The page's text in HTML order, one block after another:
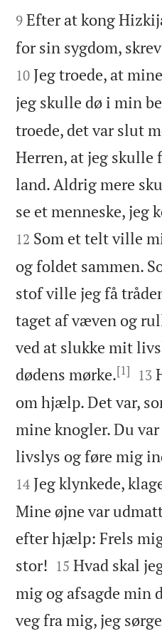


9 Efter at kong
for sin sygdom,
10 Jeg troede, at
jeg skulle dø i min
troede, det var slut
Herren, at jeg skulle
land. Aldrig mere
se et menneske, jeg
12 Som et telt ville
og foldet sammen.
stof ville jeg få
taget af væven og
ved at slukke mit
dødens mørke.[1] 

13
om hjælp. Det var,
mine knogler. Du
livslys og føre mig
14 Jeg klynkede,
Mine øjne var
efter hjælp: Frels
stor! 

15 Hvad skal
mig og afsagde min
veg fra mig, jeg